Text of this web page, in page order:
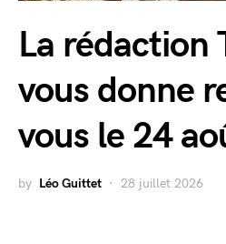
La rédaction
vous donne
vous le 24
by Léo Guittet 28 juillet 2026